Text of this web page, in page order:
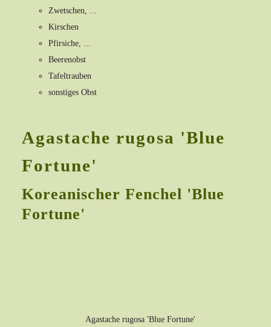
Zwetschen, ...
Kirschen
Pfirsiche, ...
Beerenobst
Tafeltrauben
sonstiges Obst
Agastache rugosa 'Blue
Fortune'
Koreanischer Fenchel 'Blue
Fortune'